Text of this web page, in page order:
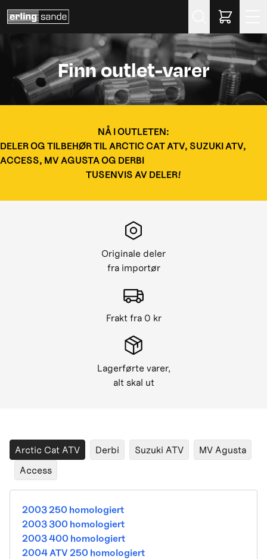
Finn outlet-varer
NÅ I OUTLETEN:
DELER OG TILBEHØR TIL ARCTIC CAT ATV, SUZUKI ATV,
ACCESS, MV AGUSTA OG DERBI
TUSENVIS AV DELER!
Originale deler
fra importør
Frakt fra 0 kr
Lagerførte varer,
alt skal ut
Arctic Cat ATV Derbi Suzuki ATV
MV Agusta
Access
2003 250 homologiert
2003 300 homologiert
2003 400 homologiert
2004 ATV 250 homologiert